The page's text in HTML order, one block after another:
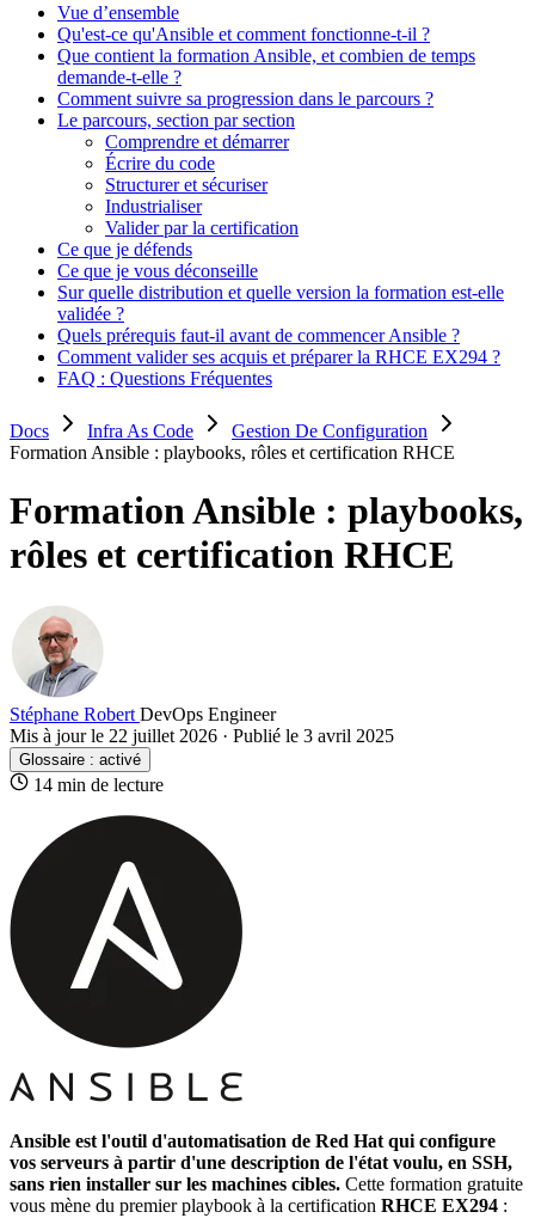
Vue d’ensemble
Qu'est-ce qu'Ansible et comment fonctionne-t-il ?
Que contient la formation Ansible, et combien de temps
demande-t-elle ?
Comment suivre sa progression dans le parcours ?
Le parcours, section par section
Comprendre et démarrer
Écrire du code
Structurer et sécuriser
Industrialiser
Valider par la certification
Ce que je défends
Ce que je vous déconseille
Sur quelle distribution et quelle version la formation est-elle
validée ?
Quels prérequis faut-il avant de commencer Ansible ?
Comment valider ses acquis et préparer la RHCE EX294 ?
FAQ : Questions Fréquentes
Docs Infra As Code
Gestion De Configuration
Formation Ansible : playbooks, rôles et certification RHCE
Formation Ansible : playbooks,
rôles et certification RHCE
Stéphane Robert DevOps Engineer
Mis à jour le 22 juillet 2026 · Publié le 3 avril 2025
Glossaire : activé
14 min de lecture
Ansible est l'outil d'automatisation de Red Hat qui configure
vos serveurs à partir d'une description de l'état voulu, en SSH,
sans rien installer sur les machines cibles. Cette formation gratuite
vous mène du premierplaybook à la certification RHCE EX294 :